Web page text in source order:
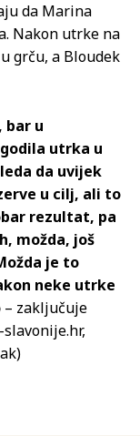
da Marina
Nakon utrke na
grču, a Bloudek
bar u
utrka u
da uvijek
u cilj, ali to
rezultat, pa
možda, još
je to
neke utrke
– zaključuje